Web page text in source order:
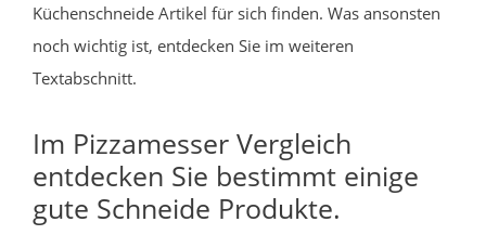
Küchenschneide Artikel für sich finden. Was ansonsten
noch wichtig ist, entdecken Sie im weiteren
Textabschnitt.
Im Pizzamesser Vergleich
entdecken Sie bestimmt einige
gute Schneide Produkte.